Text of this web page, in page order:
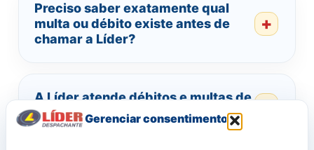
Gerenciar consentimento
Preciso saber exatamente qual
multa ou débito existe antes de
chamar a Líder?
A Líder atende débitos e multas de
veículos em Mogi das Cruzes?